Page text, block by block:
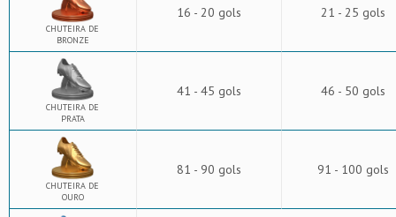
CHUTEIRA DE
BRONZE
16 - 20 gols 21 - 25 gols
CHUTEIRA DE
PRATA
41 - 45 gols 46 - 50 gols
CHUTEIRA DE
OURO
81 - 90 gols 91 - 100 gols